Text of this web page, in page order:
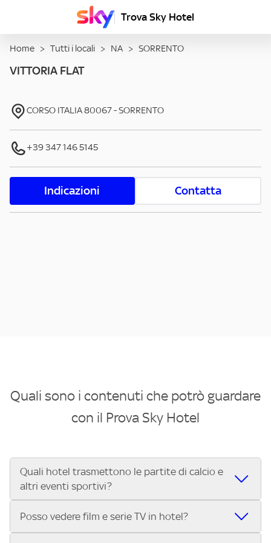
Trova Sky Hotel
Home > Tutti i locali > NA > SORRENTO
VITTORIA FLAT
CORSO ITALIA80067-SORRENTO
+39 347 146 5145
Indicazioni Contatta
Quali sono i contenuti che potrò guardare
con il Prova Sky Hotel
Quali hotel trasmettono le partite di calcio e
altri eventi sportivi?
Se cerchi un hotel dove poter vedere le partite di Serie A,
Posso vedere film e serie TV in hotel?